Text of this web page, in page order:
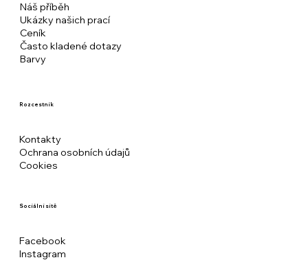
Náš příběh
Ukázky našich prací
Ceník
Často kladené dotazy
Barvy
Rozcestník
Kontakty
Ochrana osobních údajů
Cookies
Sociální sítě
Facebook
Instagram